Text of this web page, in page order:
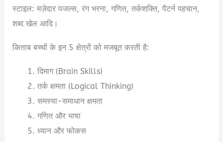
स्टाइल: मज़ेदार पजल्स, रंग भरना, गणित, तर्कशक्ति, पैटर्न पहचान,
शब्द खेल आदि।
किताब बच्चों के इन 5 क्षेत्रों को मजबूत करती है:
दिमाग (Brain Skills)
तर्क क्षमता (Logical Thinking)
समस्या-समाधान क्षमता
गणित और भाषा
ध्यान और फोकस